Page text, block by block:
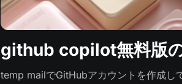
github copilot無料版
temp mailでGitHubアカウントを作成し